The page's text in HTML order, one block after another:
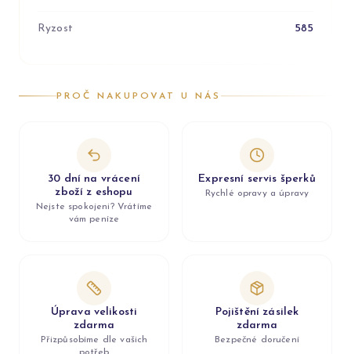
Ryzost 585
PROČ NAKUPOVAT U NÁS
30 dní na vrácení
zboží z eshopu
Nejste spokojeni? Vrátíme
vám peníze
Expresní servis šperků
Rychlé opravy a úpravy
Úprava velikosti
zdarma
Přizpůsobíme dle vašich
Pojištění zásilek
zdarma
Bezpečné doručení